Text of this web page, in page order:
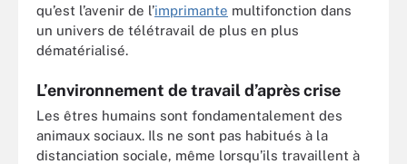
qu’est l’avenir de l’imprimante multifonction dans
un univers de télétravail de plus en plus
dématérialisé.
L’environnement de travail d’après crise
Les êtres humains sont fondamentalement des
animaux sociaux. Ils ne sont pas habitués à la
distanciation sociale, même lorsqu’ils travaillent à